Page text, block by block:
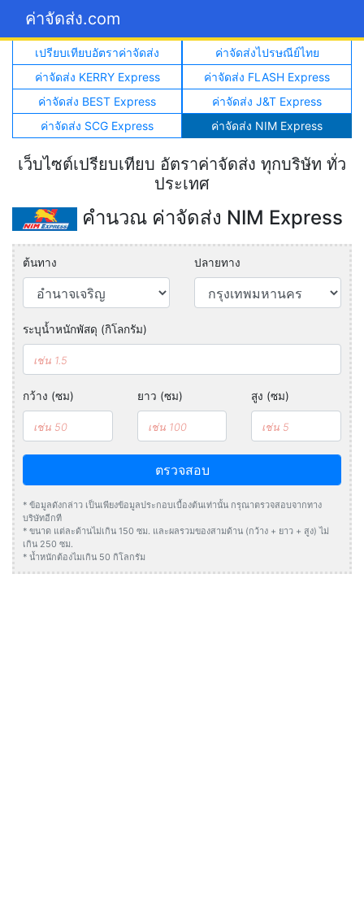
ค่าจัดส่ง.com
เปรียบเทียบอัตราค่าจัดส่ง
ค่าจัดส่งไปรษณีย์ไทย
ค่าจัดส่ง KERRY Express
ค่าจัดส่ง FLASH Express
ค่าจัดส่ง BEST Express
ค่าจัดส่ง J&T Express
ค่าจัดส่ง SCG Express
ค่าจัดส่ง NIM Express
เว็บไซต์เปรียบเทียบ อัตราค่าจัดส่ง ทุกบริษัท ทั่ว
ประเทศ
คำนวณ ค่าจัดส่ง NIM Express
ต้นทาง ปลายทาง
ระบุน้ำหนักพัสดุ (กิโลกรัม)
กว้าง (ซม) ยาว (ซม) สูง (ซม)
ตรวจสอบ
* ข้อมูลดังกล่าว เป็นเพียงข้อมูลประกอบเบื้องต้นเท่านั้น กรุณาตรวจสอบจากทาง
บริษัทอีกที
* ขนาด แต่ละด้านไม่เกิน 150 ซม. และผลรวมของสามด้าน (กว้าง + ยาว + สูง) ไม่
เกิน 250 ซม.
* น้ำหนักต้องไมเกิน 50 กิโลกรัม